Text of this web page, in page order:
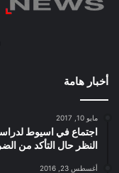
أخبار هامة
مايو 10, 2017
اجتماع في اسيوط
النظر حال التأكد من
أغسطس 23, 2016